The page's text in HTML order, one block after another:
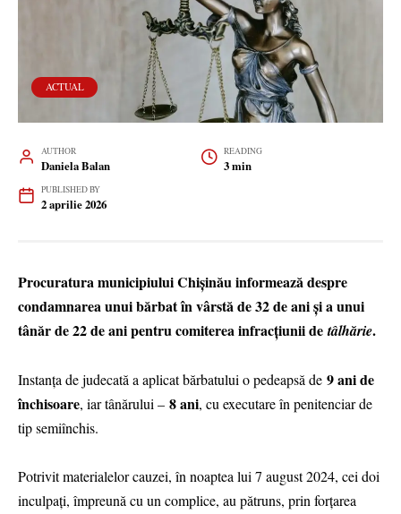
ACTUAL
AUTHOR
Daniela Balan
READING
3 min
PUBLISHED BY
2 aprilie 2026
Procuratura municipiului Chișinău informează despre
condamnarea unui bărbat în vârstă de 32 de ani și a unui
tânăr de 22 de ani pentru comiterea infracțiunii detâlhărie.
Instanța de judecată a aplicat bărbatului o pedeapsă de 9 ani de
închisoare, iar tânărului – 8 ani, cu executare în penitenciar de
tip semiînchis.
Potrivit materialelor cauzei, în noaptea lui 7 august 2024, cei doi
inculpați, împreună cu un complice, au pătruns, prin forțarea